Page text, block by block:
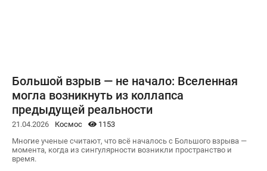
Большой взрыв — не начало: Вселенная
могла возникнуть из коллапса
предыдущей реальности
21.04.2026 Космос
1153
Многие ученые считают, что всё началось с Большого взрыва —
момента, когда из сингулярности возникли пространство и
время.